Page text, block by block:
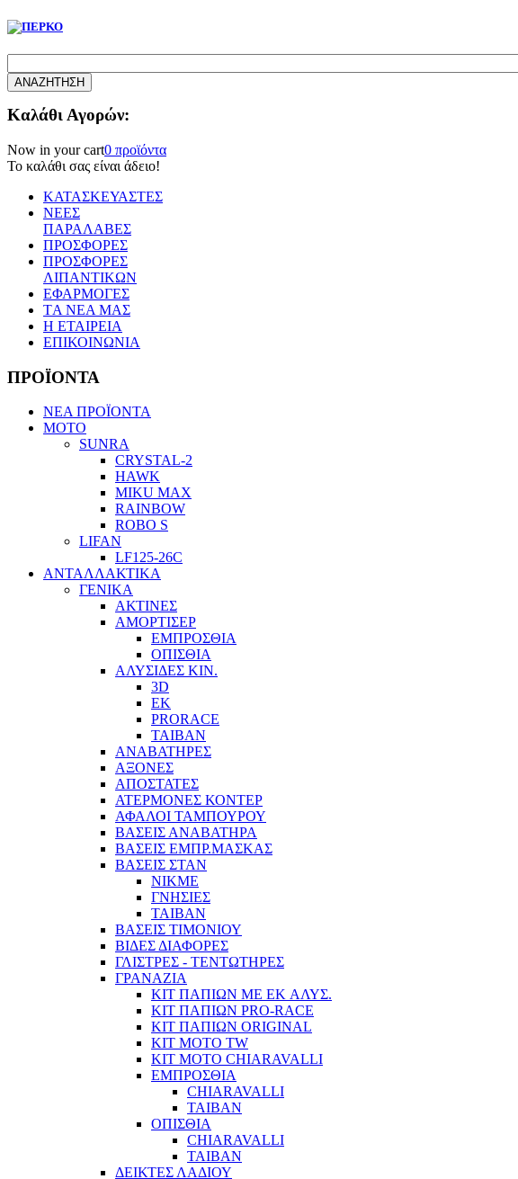
Καλάθι Αγορών:
Now in your cart0 προϊόντα
Το καλάθι σας είναι άδειο!
ΚΑΤΑΣΚΕΥΑΣΤΕΣ
ΝΕΕΣ
ΠΑΡΑΛΑΒΕΣ
ΠΡΟΣΦΟΡΕΣ
ΠΡΟΣΦΟΡΕΣ
ΛΙΠΑΝΤΙΚΩΝ
ΕΦΑΡΜΟΓΕΣ
TΑ ΝΕΑ ΜΑΣ
Η ΕΤΑΙΡΕΙΑ
ΕΠΙΚΟΙΝΩΝΙΑ
ΠΡΟΪΟΝΤΑ
ΝΕΑ ΠΡΟΪΟΝΤΑ
ΜΟΤΟ
SUNRA
CRYSTAL-2
HAWK
MIKU MAX
RAINBOW
ROBO S
LIFAN
LF125-26C
ΑΝΤΑΛΛΑΚΤΙΚΑ
ΓΕΝΙΚΑ
ΑΚΤΙΝΕΣ
ΑΜΟΡΤΙΣΕΡ
ΕΜΠΡΟΣΘΙΑ
ΟΠΙΣΘΙΑ
ΑΛΥΣΙΔΕΣ ΚΙΝ.
3D
EK
PRORACE
ΤΑΙΒΑΝ
ΑΝΑΒΑΤΗΡΕΣ
ΑΞΟΝΕΣ
ΑΠΟΣΤΑΤΕΣ
ΑΤΕΡΜΟΝΕΣ ΚΟΝΤΕΡ
ΑΦΑΛΟΙ ΤΑΜΠΟΥΡΟΥ
ΒΑΣΕΙΣ ΑΝΑΒΑΤΗΡΑ
ΒΑΣΕΙΣ ΕΜΠΡ.ΜΑΣΚΑΣ
ΒΑΣΕΙΣ ΣΤΑΝ
ΝΙΚΜΕ
ΓΝΗΣΙΕΣ
ΤΑΙΒΑΝ
ΒΑΣΕΙΣ ΤΙΜΟΝΙΟΥ
ΒΙΔΕΣ ΔΙΑΦΟΡΕΣ
ΓΛΙΣΤΡΕΣ - ΤΕΝΤΩΤΗΡΕΣ
ΓΡΑΝΑΖΙΑ
ΚΙΤ ΠΑΠΙΩΝ ΜΕ EK ΑΛΥΣ.
ΚΙΤ ΠΑΠΙΩΝ PRO-RACE
ΚΙΤ ΠΑΠΙΩΝ ORIGINAL
KIT MOTO TW
ΚΙΤ MOTO CHIARAVALLI
ΕΜΠΡΟΣΘΙΑ
CHIARAVALLI
ΤΑΙΒΑΝ
ΟΠΙΣΘΙΑ
CHIARAVALLI
ΤΑΙΒΑΝ
ΔΕΙΚΤΕΣ ΛΑΔΙΟΥ